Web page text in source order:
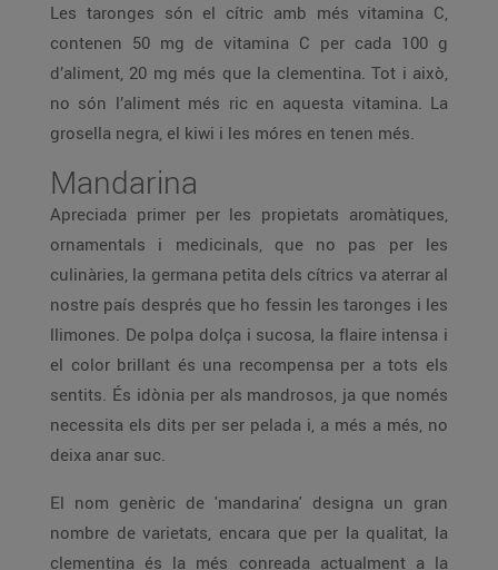
Les taronges són el cítric amb més vitamina C,
contenen 50 mg de vitamina C per cada 100 g
d’aliment, 20 mg més que la clementina. Tot i això,
no són l’aliment més ric en aquesta vitamina. La
grosella negra, el kiwi i les móres en tenen més.
Mandarina
Apreciada primer per les propietats aromàtiques,
ornamentals i medicinals, que no pas per les
culinàries, la germana petita dels cítrics va aterrar al
nostre país després que ho fessin les taronges i les
llimones. De polpa dolça i sucosa, la flaire intensa i
el color brillant és una recompensa per a tots els
sentits. És idònia per als mandrosos, ja que només
necessita els dits per ser pelada i, a més a més, no
deixa anar suc.
El nom genèric de 'mandarina' designa un gran
nombre de varietats, encara que per la qualitat, la
clementina és la més conreada actualment a la